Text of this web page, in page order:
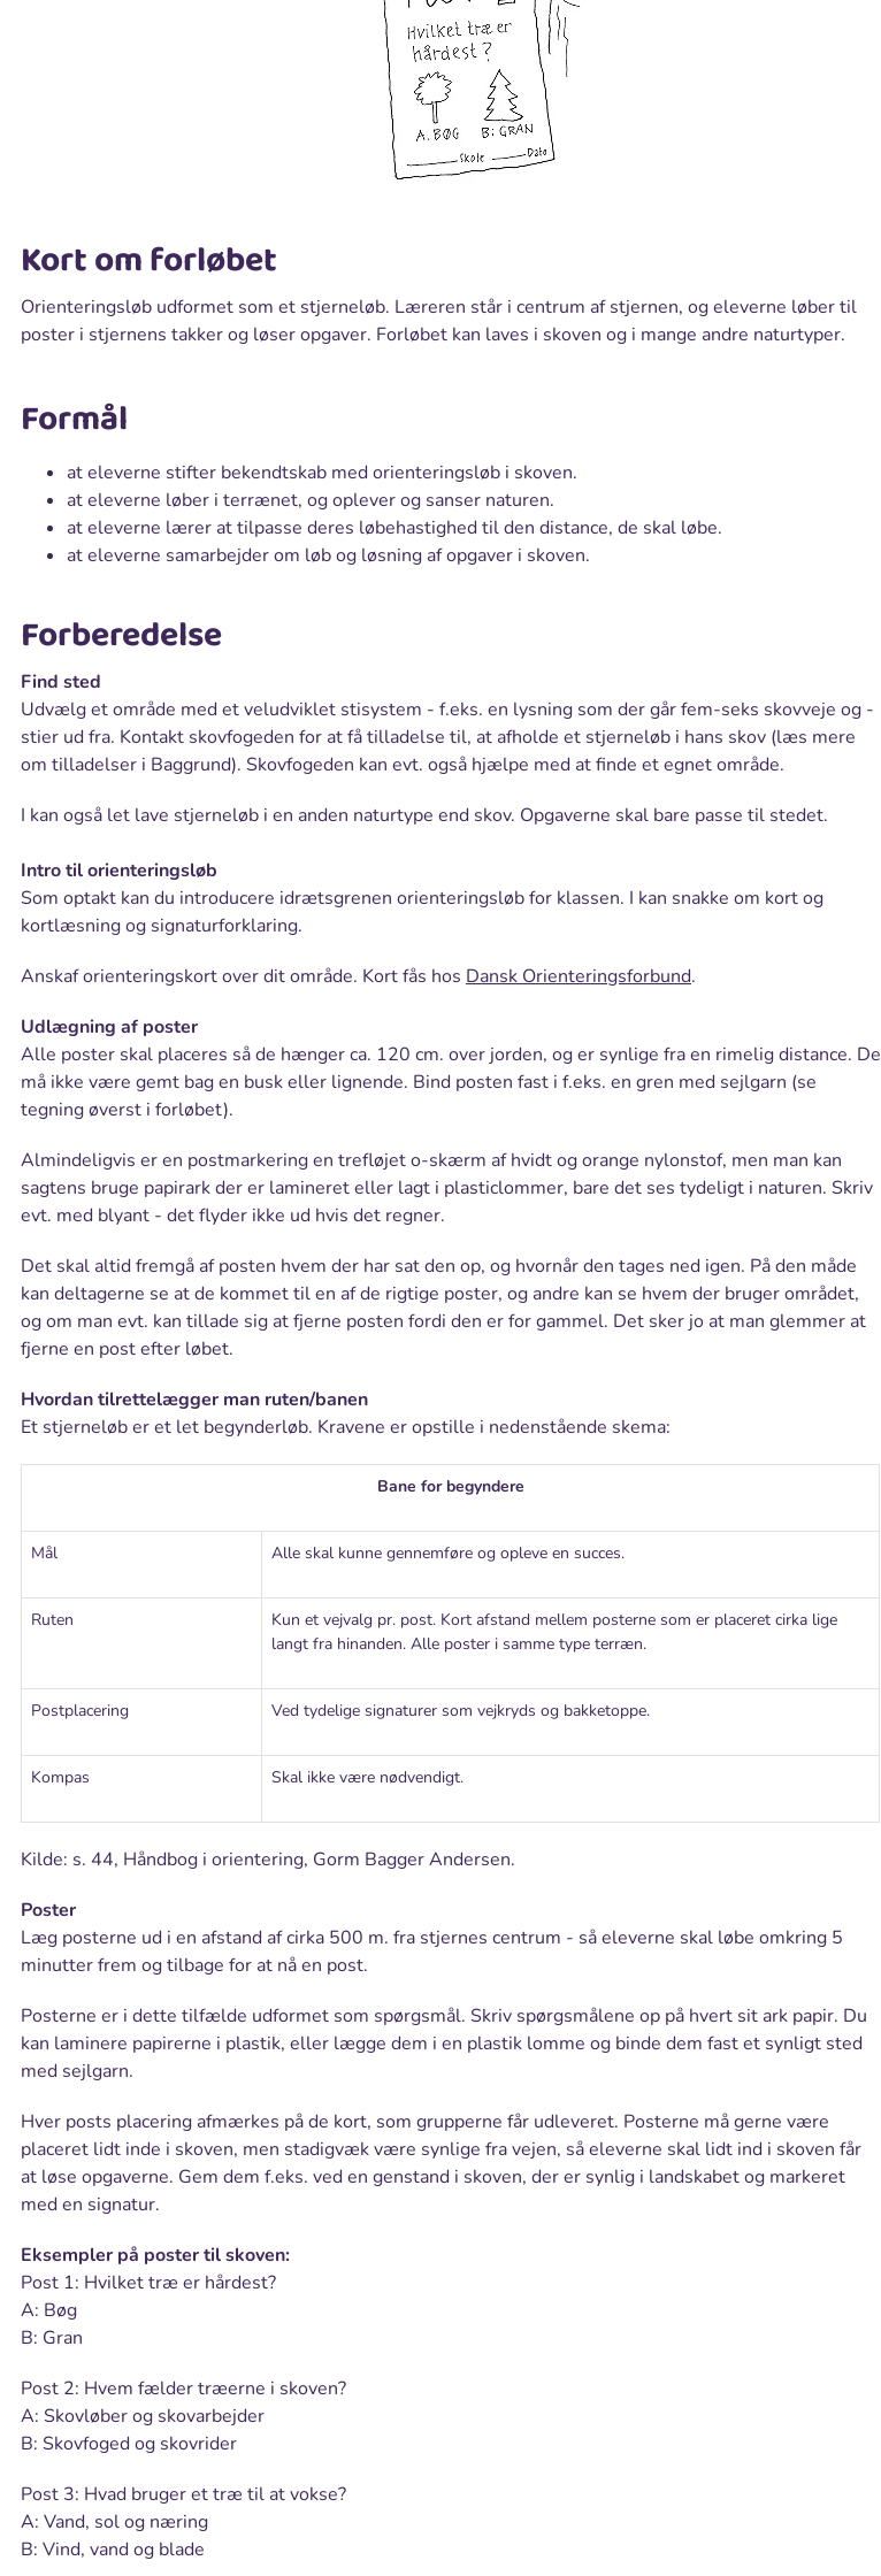
Kort om forløbet
Orienteringsløb udformet som et stjerneløb. Læreren står i centrum af stjernen, og eleverne løber til
poster i stjernens takker og løser opgaver. Forløbet kan laves i skoven og i mange andre naturtyper.
Formål
at eleverne stifter bekendtskab med orienteringsløb i skoven.
at eleverne løber i terrænet, og oplever og sanser naturen.
at eleverne lærer at tilpasse deres løbehastighed til den distance, de skal løbe.
at eleverne samarbejder om løb og løsning af opgaver i skoven.
Forberedelse
Find sted
Udvælg et område med et veludviklet stisystem - f.eks. en lysning som der går fem-seks skovveje og -
stier ud fra. Kontakt skovfogeden for at få tilladelse til, at afholde et stjerneløb i hans skov (læs mere
om tilladelser i Baggrund). Skovfogeden kan evt. også hjælpe med at finde et egnet område.
I kan også let lave stjerneløb i en anden naturtype end skov. Opgaverne skal bare passe til stedet.
Intro til orienteringsløb
Som optakt kan du introducere idrætsgrenen orienteringsløb for klassen. I kan snakke om kort og
kortlæsning og signaturforklaring.
Anskaf orienteringskort over dit område. Kort fås hos Dansk Orienteringsforbund.
Udlægning af poster
Alle poster skal placeres så de hænger ca. 120 cm. over jorden, og er synlige fra en rimelig distance. De
må ikke være gemt bag en busk eller lignende. Bind posten fast i f.eks. en gren med sejlgarn (se
tegning øverst i forløbet).
Almindeligvis er en postmarkering en trefløjet o-skærm af hvidt og orange nylonstof, men man kan
sagtens bruge papirark der er lamineret eller lagt i plasticlommer, bare det ses tydeligt i naturen. Skriv
evt. med blyant - det flyder ikke ud hvis det regner.
Det skal altid fremgå af posten hvem der har sat den op, og hvornår den tages ned igen. På den måde
kan deltagerne se at de kommet til en af de rigtige poster, og andre kan se hvem der bruger området,
og om man evt. kan tillade sig at fjerne posten fordi den er for gammel. Det sker jo at man glemmer at
fjerne en post efter løbet.
Hvordan tilrettelægger man ruten/banen
Et stjerneløb er et let begynderløb. Kravene er opstille i nedenstående skema:
Bane for begyndere
Mål Alle skal kunne gennemføre og opleve en succes.
Ruten
Kun et vejvalg pr. post. Kort afstand mellem posterne som er placeret cirka lige
langt fra hinanden. Alle poster i samme type terræn.
Postplacering Ved tydelige signaturer som vejkryds og bakketoppe.
Kompas Skal ikke være nødvendigt.
Kilde: s. 44, Håndbog i orientering, Gorm Bagger Andersen.
Poster
Læg posterne ud i en afstand af cirka 500 m. fra stjernes centrum - så eleverne skal løbe omkring 5
minutter frem og tilbage for at nå en post.
Posterne er i dette tilfælde udformet som spørgsmål. Skriv spørgsmålene op på hvert sit ark papir. Du
kan laminere papirerne i plastik, eller lægge dem i en plastik lomme og binde dem fast et synligt sted
med sejlgarn.
Hver posts placering afmærkes på de kort, som grupperne får udleveret. Posterne må gerne være
placeret lidt inde i skoven, men stadigvæk være synlige fra vejen, så eleverne skal lidt ind i skoven får
at løse opgaverne. Gem dem f.eks. ved en genstand i skoven, der er synlig i landskabet og markeret
med en signatur.
Eksempler på poster til skoven:
Post 1: Hvilket træ er hårdest?
A: Bøg
B: Gran
Post 2: Hvem fælder træerne i skoven?
A: Skovløber og skovarbejder
B: Skovfoged og skovrider
Post 3: Hvad bruger et træ til at vokse?
A: Vand, sol og næring
B: Vind, vand og blade